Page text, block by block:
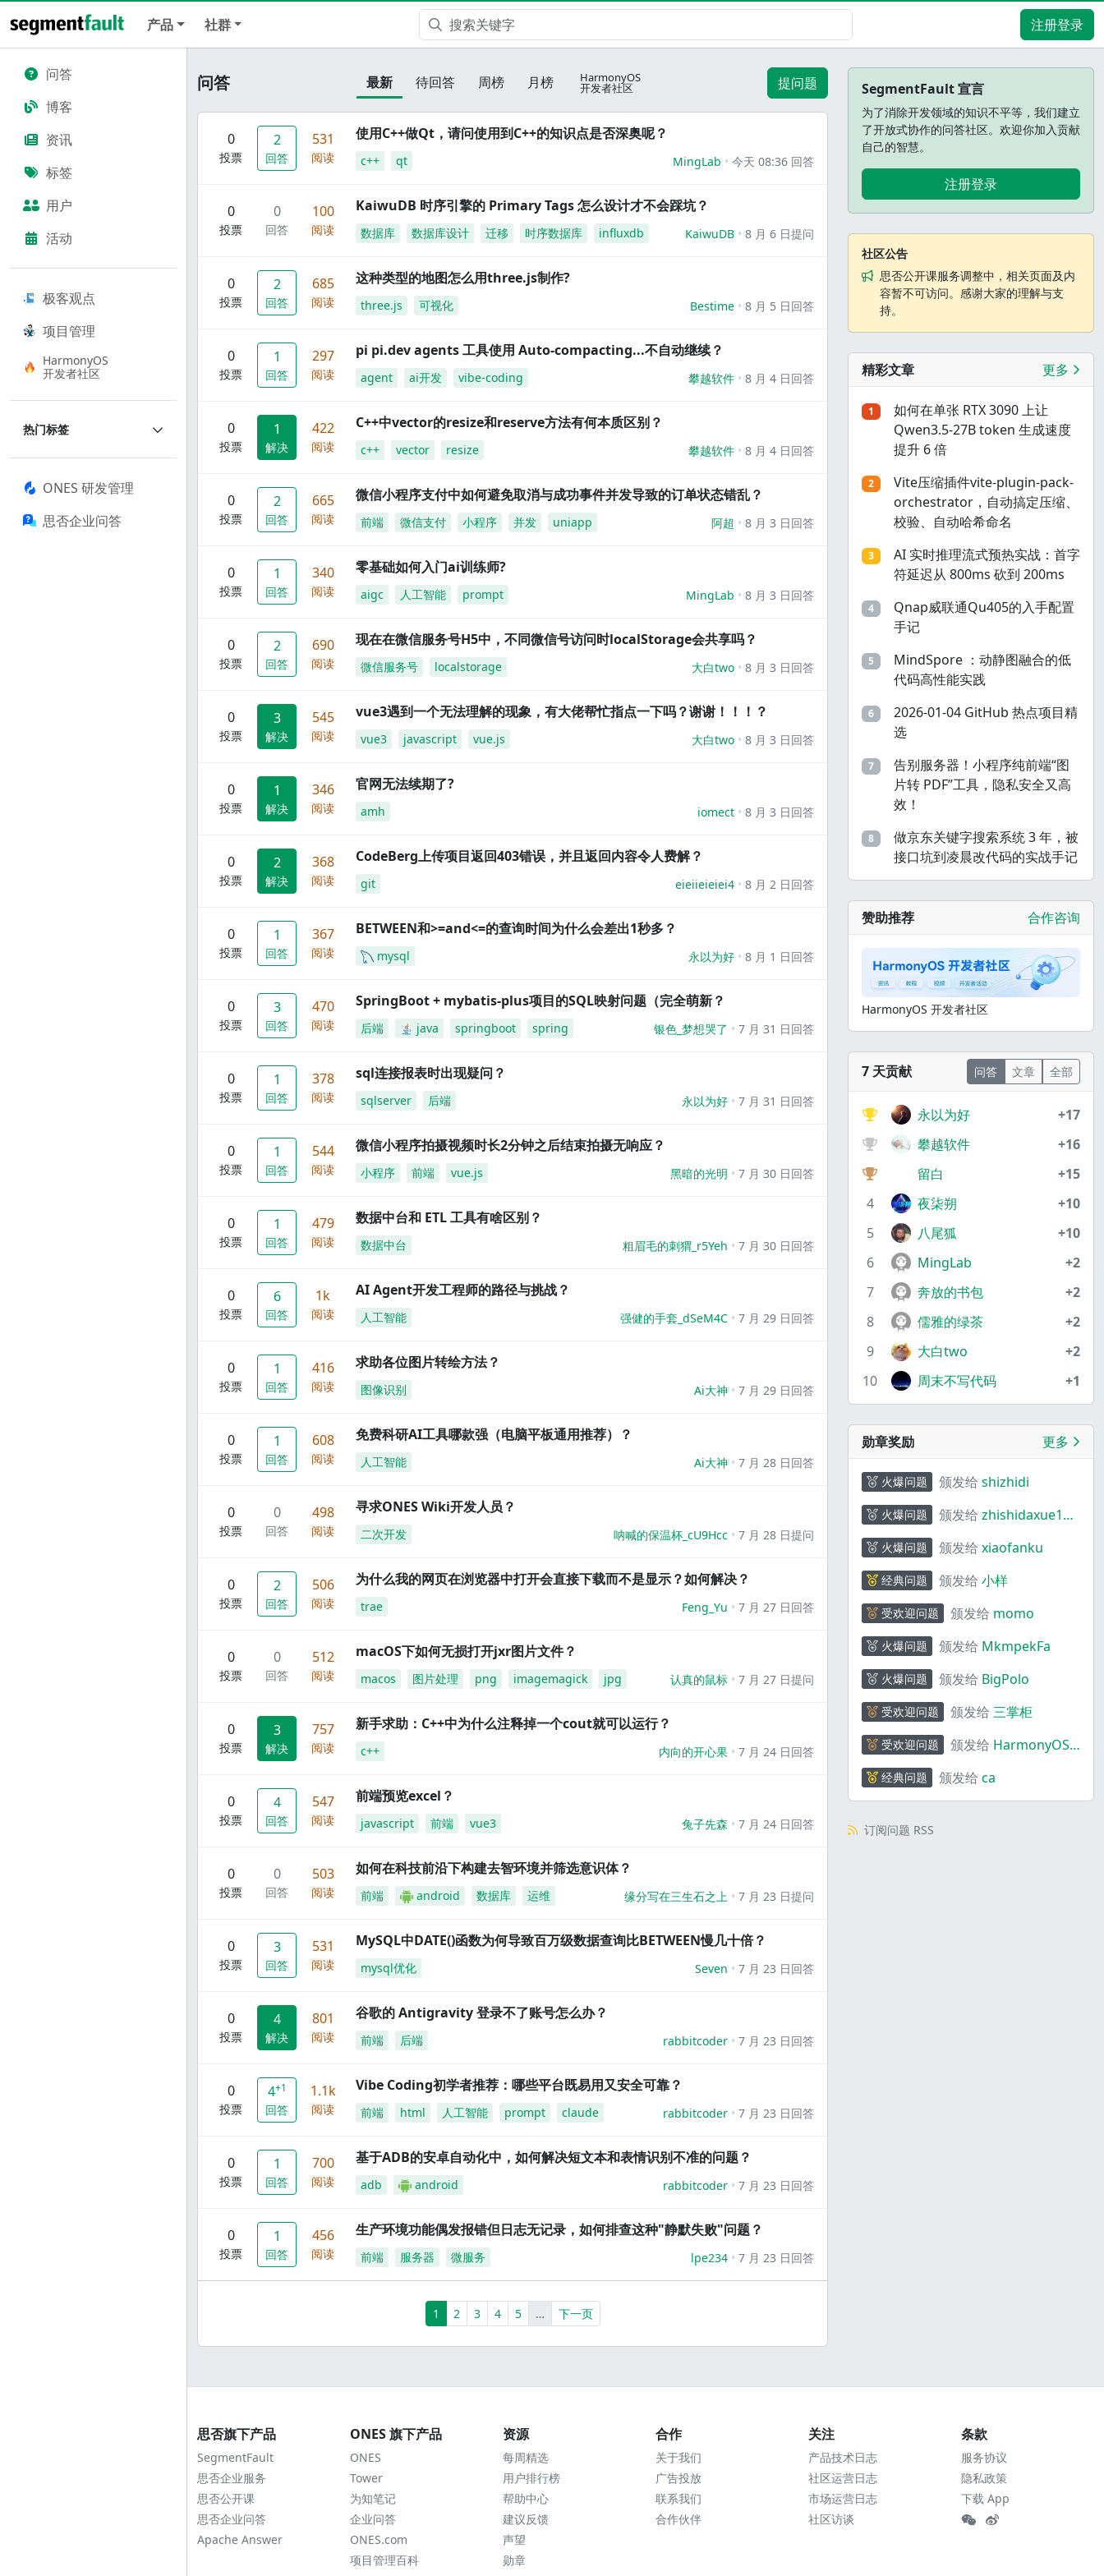
产品 社群 注册登录
问答
博客
资讯
标签
用户
活动
极客观点
项目管理
HarmonyOS
开发者社区
热门标签
ONES 研发管理
思否企业问答
问答 最新 待回答 周榜 月榜 HarmonyOS
开发者社区 提问题
0
投票
2
回答
531
阅读
使用C++做Qt，请问使用到C++的知识点是否深奥呢？
c++ qt MingLab 今天 08:36 回答
0
投票
0
回答
100
阅读
KaiwuDB 时序引擎的 Primary Tags 怎么设计才不会踩坑？
数据库 数据库设计 迁移 时序数据库 influxdb KaiwuDB 8 月 6 日提问
0
投票
2
回答
685
阅读
这种类型的地图怎么用three.js制作?
three.js 可视化 Bestime 8 月 5 日回答
0
投票
1
回答
297
阅读
pi pi.dev agents 工具使用 Auto-compacting...不自动继续？
agent ai开发 vibe-coding 攀越软件 8 月 4 日回答
0
投票
1
解决
422
阅读
C++中vector的resize和reserve方法有何本质区别？
c++ vector resize 攀越软件 8 月 4 日回答
0
投票
2
回答
665
阅读
微信小程序支付中如何避免取消与成功事件并发导致的订单状态错乱？
前端 微信支付 小程序 并发 uniapp 阿超 8 月 3 日回答
0
投票
1
回答
340
阅读
零基础如何入门ai训练师?
aigc 人工智能 prompt MingLab 8 月 3 日回答
0
投票
2
回答
690
阅读
现在在微信服务号H5中，不同微信号访问时localStorage会共享吗？
微信服务号 localstorage 大白two 8 月 3 日回答
0
投票
3
解决
545
阅读
vue3遇到一个无法理解的现象，有大佬帮忙指点一下吗？谢谢！！！？
vue3 javascript vue.js 大白two 8 月 3 日回答
0
投票
1
解决
346
阅读
官网无法续期了?
amh iomect 8 月 3 日回答
0
投票
2
解决
368
阅读
CodeBerg上传项目返回403错误，并且返回内容令人费解？
git eieiieieiei4 8 月 2 日回答
0
投票
1
回答
367
阅读
BETWEEN和>=and<=的查询时间为什么会差出1秒多？
mysql 永以为好 8 月 1 日回答
0
投票
3
回答
470
阅读
SpringBoot + mybatis-plus项目的SQL映射问题（完全萌新？
后端 java springboot spring 银色_梦想哭了 7 月 31 日回答
0
投票
1
回答
378
阅读
sql连接报表时出现疑问？
sqlserver 后端 永以为好 7 月 31 日回答
0
投票
1
回答
544
阅读
微信小程序拍摄视频时长2分钟之后结束拍摄无响应？
小程序 前端 vue.js 黑暗的光明 7 月 30 日回答
0
投票
1
回答
479
阅读
数据中台和 ETL 工具有啥区别？
数据中台 粗眉毛的刺猬_r5Yeh 7 月 30 日回答
0
投票
6
回答
1k
阅读
AI Agent开发工程师的路径与挑战？
人工智能 强健的手套_dSeM4C 7 月 29 日回答
0
投票
1
回答
416
阅读
求助各位图片转绘方法？
图像识别 Ai大神 7 月 29 日回答
0
投票
1
回答
608
阅读
免费科研AI工具哪款强（电脑平板通用推荐）？
人工智能 Ai大神 7 月 28 日回答
0
投票
0
回答
498
阅读
寻求ONES Wiki开发人员？
二次开发 呐喊的保温杯_cU9Hcc 7 月 28 日提问
0
投票
2
回答
506
阅读
为什么我的网页在浏览器中打开会直接下载而不是显示？如何解决？
trae Feng_Yu 7 月 27 日回答
0
投票
0
回答
512
阅读
macOS下如何无损打开jxr图片文件？
macos 图片处理 png imagemagick jpg 认真的鼠标 7 月 27 日提问
0
投票
3
解决
757
阅读
新手求助：C++中为什么注释掉一个cout就可以运行？
c++ 内向的开心果 7 月 24 日回答
0
投票
4
回答
547
阅读
前端预览excel？
javascript 前端 vue3 兔子先森 7 月 24 日回答
0
投票
0
回答
503
阅读
如何在科技前沿下构建去智环境并筛选意识体？
前端 android 数据库 运维 缘分写在三生石之上 7 月 23 日提问
0
投票
3
回答
531
阅读
MySQL中DATE()函数为何导致百万级数据查询比BETWEEN慢几十倍？
mysql优化 Seven 7 月 23 日回答
0
投票
4
解决
801
阅读
谷歌的 Antigravity 登录不了账号怎么办？
前端 后端 rabbitcoder 7 月 23 日回答
0
投票
4+1
回答
1.1k
阅读
Vibe Coding初学者推荐：哪些平台既易用又安全可靠？
前端 html 人工智能 prompt claude rabbitcoder 7 月 23 日回答
0
投票
1
回答
700
阅读
基于ADB的安卓自动化中，如何解决短文本和表情识别不准的问题？
adb android rabbitcoder 7 月 23 日回答
0
投票
1
回答
456
阅读
生产环境功能偶发报错但日志无记录，如何排查这种"静默失败"问题？
前端 服务器 微服务 lpe234 7 月 23 日回答
1 (current)
2 3 4 5 …More下一页
SegmentFault 宣言
为了消除开发领域的知识不平等，我们建立
了开放式协作的问答社区。欢迎你加入贡献
自己的智慧。
注册登录
社区公告
思否公开课服务调整中，相关页面及内
容暂不可访问。感谢大家的理解与支
持。
精彩文章 更多
1
如何在单张 RTX 3090 上让
Qwen3.5-27B token 生成速度
提升 6 倍
2
Vite压缩插件vite-plugin-pack-
orchestrator，自动搞定压缩、
校验、自动哈希命名
3
AI 实时推理流式预热实战：首字
符延迟从 800ms 砍到 200ms
4
Qnap威联通Qu405的入手配置
手记
5
MindSpore ：动静图融合的低
代码高性能实践
6
2026-01-04 GitHub 热点项目精
选
7
告别服务器！小程序纯前端“图
片转 PDF”工具，隐私安全又高
效！
8
做京东关键字搜索系统 3 年，被
接口坑到凌晨改代码的实战手记
赞助推荐 合作咨询
HarmonyOS 开发者社区
7 天贡献 问答 文章 全部
永以为好
+17
攀越软件
+16
留白
+15
4
夜柒朔
+10
5
八尾狐
+10
6
MingLab
+2
7
奔放的书包
+2
8
儒雅的绿茶
+2
9
大白two
+2
10
周末不写代码 +1
勋章奖励 更多
火爆问题 颁发给 shizhidi
火爆问题 颁发给 zhishidaxue198
火爆问题 颁发给 xiaofanku
经典问题 颁发给 小样
受欢迎问题 颁发给 momo
火爆问题 颁发给 MkmpekFa
火爆问题 颁发给 BigPolo
受欢迎问题 颁发给 三掌柜
受欢迎问题 颁发给 HarmonyOS
经典问题 颁发给 ca
订阅问题 RSS
思否旗下产品
SegmentFault
思否企业服务
思否公开课
思否企业问答
Apache Answer
ONES 旗下产品
ONES
Tower
为知笔记
企业问答
ONES.com
项目管理百科
资源
每周精选
用户排行榜
帮助中心
建议反馈
声望
勋章
合作
关于我们
广告投放
联系我们
合作伙伴
关注
产品技术日志
社区运营日志
市场运营日志
社区访谈
条款
服务协议
隐私政策
下载 App